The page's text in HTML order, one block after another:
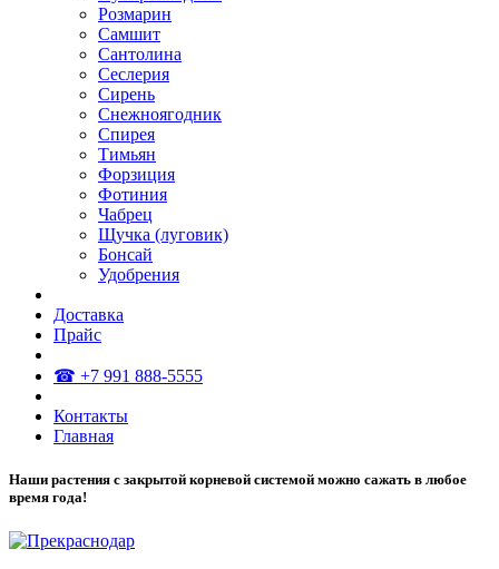
Розмарин
Самшит
Сантолина
Сеслерия
Сирень
Снежноягодник
Спирея
Тимьян
Форзиция
Фотиния
Чабрец
Щучка (луговик)
Бонсай
Удобрения
Доставка
Прайс
☎ +7 991 888-5555
Контакты
Главная
Наши растения с закрытой корневой системой можно сажать в любое
время года!